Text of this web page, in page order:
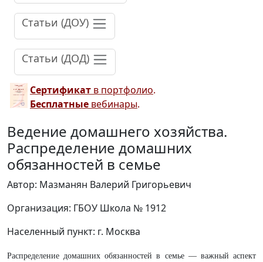
Статьи (ДОУ)
Статьи (ДОД)
Сертификат в портфолио.
Бесплатные вебинары.
Ведение домашнего хозяйства.
Распределение домашних
обязанностей в семье
Автор: Мазманян Валерий Григорьевич
Организация: ГБОУ Школа № 1912
Населенный пункт: г. Москва
Распределение домашних обязанностей в семье — важный аспект